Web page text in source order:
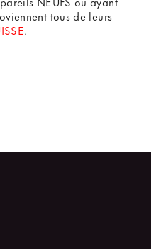
tous de leurs
.